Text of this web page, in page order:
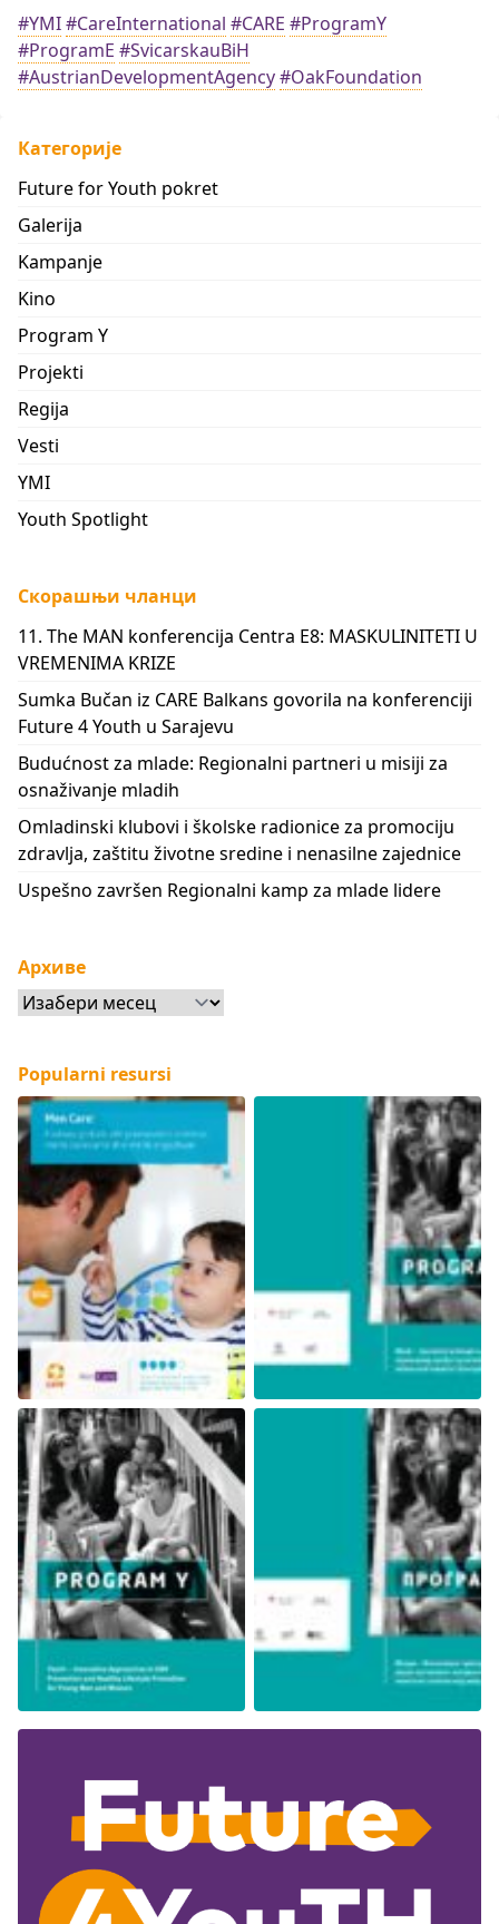
#YMI#CareInternational #CARE #ProgramY
#ProgramE #SvicarskauBiH
#AustrianDevelopmentAgency#OakFoundation
Категорије
Future for Youth pokret
Galerija
Kampanje
Kino
Program Y
Projekti
Regija
Vesti
YMI
Youth Spotlight
Скорашњи чланци
11. The MAN konferencija Centra E8: MASKULINITETI U
VREMENIMA KRIZE
Sumka Bučan iz CARE Balkans govorila na konferenciji
Future 4 Youth u Sarajevu
Budućnost za mlade: Regionalni partneri u misiji za
osnaživanje mladih
Omladinski klubovi i školske radionice za promociju
zdravlja, zaštitu životne sredine i nenasilne zajednice
Uspešno završen Regionalni kamp za mlade lidere
Архиве
Архиве
Popularni resursi